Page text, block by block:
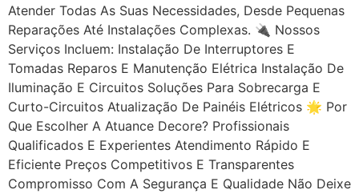
Atender Todas As Suas Necessidades, Desde Pequenas
Reparações Até Instalações Complexas. 🔌 Nossos
Serviços Incluem: Instalação De Interruptores E
Tomadas Reparos E Manutenção Elétrica Instalação De
Iluminação E Circuitos Soluções Para Sobrecarga E
Curto-Circuitos Atualização De Painéis Elétricos 🌟 Por
Que Escolher A Atuance Decore? Profissionais
Qualificados E Experientes Atendimento Rápido E
Eficiente Preços Competitivos E Transparentes
Compromisso Com A Segurança E Qualidade Não Deixe